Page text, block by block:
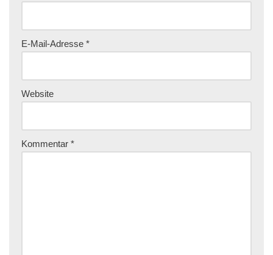
E-Mail-Adresse *
Website
Kommentar *